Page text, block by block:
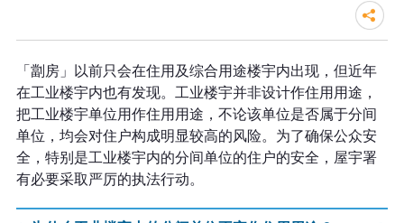
「劏房」以前只会在住用及综合用途楼宇内出现，但近年
在工业楼宇内也有发现。工业楼宇并非设计作住用用途，
把工业楼宇单位用作住用用途，不论该单位是否属于分间
单位，均会对住户构成明显较高的风险。为了确保公众安
全，特别是工业楼宇内的分间单位的住户的安全，屋宇署
有必要采取严厉的执法行动。